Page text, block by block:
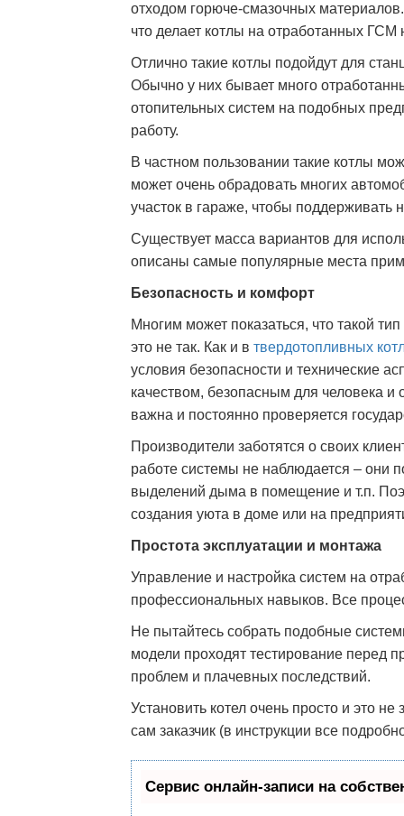
отходом горюче-смазочных
что делает котлы на отработанных
Отлично такие котлы подойдут для
Обычно у них бывает много
отопительных систем на подобных
работу.
В частном пользовании такие котлы
может очень обрадовать многих
участок в гараже, чтобы поддерживать
Существует масса вариантов для
описаны самые популярные места
Безопасность и комфорт
Многим может показаться, что такой
это не так. Как и в твердотопливных
условия безопасности и технические
качеством, безопасным для человека
важна и постоянно проверяется
Производители заботятся о своих
работе системы не наблюдается – они
выделений дыма в помещение и т.п.
создания уюта в доме или на
Простота эксплуатации и монтажа
Управление и настройка систем на
профессиональных навыков. Все
Не пытайтесь собрать подобные
модели проходят тестирование перед
проблем и плачевных последствий.
Установить котел очень просто и это
сам заказчик (в инструкции все
Сервис онлайн-записи на